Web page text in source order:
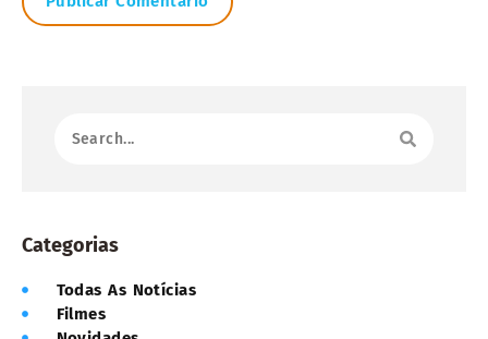
Categorias
Todas As Notícias
Filmes